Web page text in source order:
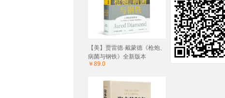
【美】贾雷德·戴蒙德《枪炮、
病菌与钢铁》全新版本
￥89.0